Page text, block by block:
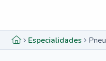
Especialidades